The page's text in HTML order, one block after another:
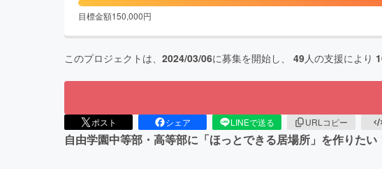
目標金額150,000円
このプロジェクトは、 2024/03/06に募集を開始し、 49人の支援により
ポスト シェア LINEで送る URLコピー
自由学園中等部・高等部に「ほっとできる居場所」を作りた